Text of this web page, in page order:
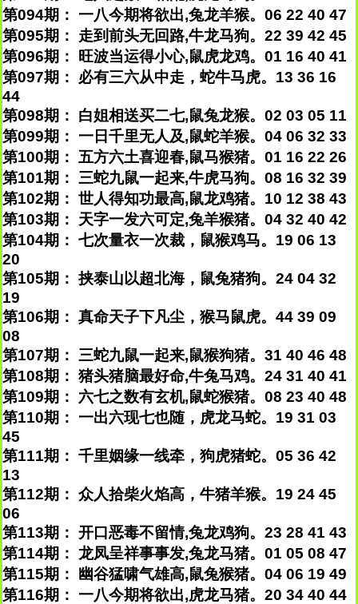
第094期： 一八今期将欲出,兔龙羊猴。06 22 40 47
第095期： 走到前头无回路,牛龙马狗。22 39 42 45
第096期： 旺波当运得小心,鼠虎龙鸡。01 16 40 41
第097期： 必有三六从中走，蛇牛马虎。13 36 16
44
第098期： 白姐相送买二七,鼠兔龙猴。02 03 05 11
第099期： 一日千里无人及,鼠蛇羊猴。04 06 32 33
第100期： 五方六土喜迎春,鼠马猴猪。01 16 22 26
第101期： 三蛇九鼠一起来,牛虎马狗。08 16 32 39
第102期： 世人得知功最高,鼠龙鸡猪。10 12 38 43
第103期： 天字一发六可定,兔羊猴猪。04 32 40 42
第104期： 七次量衣一次裁，鼠猴鸡马。19 06 13
20
第105期： 挟泰山以超北海，鼠兔猪狗。24 04 32
19
第106期： 真命天子下凡尘，猴马鼠虎。44 39 09
08
第107期： 三蛇九鼠一起来,鼠猴狗猪。31 40 46 48
第108期： 猪头猪脑最好命,牛兔马鸡。24 31 40 41
第109期： 六七之数有玄机,鼠蛇猴猪。08 23 40 48
第110期： 一出六现七也随，虎龙马蛇。19 31 03
45
第111期： 千里姻缘一线牵，狗虎猪蛇。05 36 42
13
第112期： 众人拾柴火焰高，牛猪羊猴。19 24 45
06
第113期： 开口恶毒不留情,兔龙鸡狗。23 28 41 43
第114期： 龙凤呈祥事事发,兔龙马猪。01 05 08 47
第115期： 幽谷猛啸气雄高,鼠兔猴猪。04 06 19 49
第116期： 一八今期将欲出,虎龙马猪。20 34 40 44